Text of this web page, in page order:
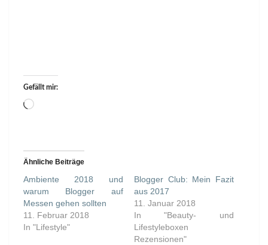
Gefällt mir:
Wird
Ähnliche Beiträge
Ambiente 2018 und
warum Blogger auf
Messen gehen sollten
11. Februar 2018
In "Lifestyle"
Blogger Club: Mein Fazit
aus 2017
11. Januar 2018
In "Beauty- und
Lifestyleboxen
Rezensionen"